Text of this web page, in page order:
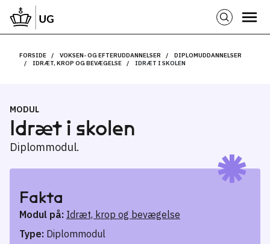
FORSIDE VOKSEN- OG EFTERUDDANNELSER
DIPLOMUDDANNELSER
IDRÆT, KROP OG BEVÆGELSE
IDRÆT I SKOLEN
MODUL
Idræt i skolen
Diplommodul.
Fakta
Modul på: Idræt, krop og bevægelse
Type: Diplommodul